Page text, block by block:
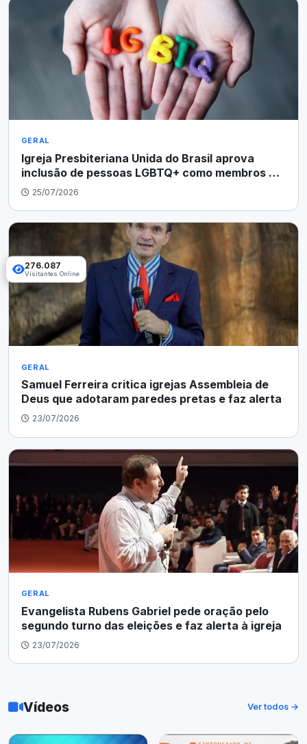
GERAL
Igreja Presbiteriana Unida do Brasil aprova
inclusão de pessoas LGBTQ+ como membros e
pastores
25/07/2026
GERAL
Samuel Ferreira critica igrejas Assembleia de
Deus que adotaram paredes pretas e faz alerta
23/07/2026
GERAL
Evangelista Rubens Gabriel pede oração pelo
segundo turno das eleições e faz alerta à igreja
23/07/2026
Vídeos Ver todos →
276.087
Visitantes Online